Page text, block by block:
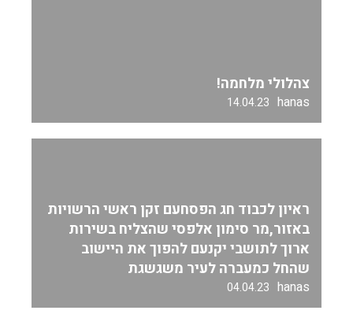
צהלולי מלחמה!
hanas
14.04.23
ראיון לכבוד חג הפסחעם זקן ראשי הרשויות
באזור,מר סימון אלפסי שהצליח בשירות
ארוך לתושבי יקנעם להפוך את היישוב
שהחל כמעברה לעיר משגשגת
hanas
04.04.23